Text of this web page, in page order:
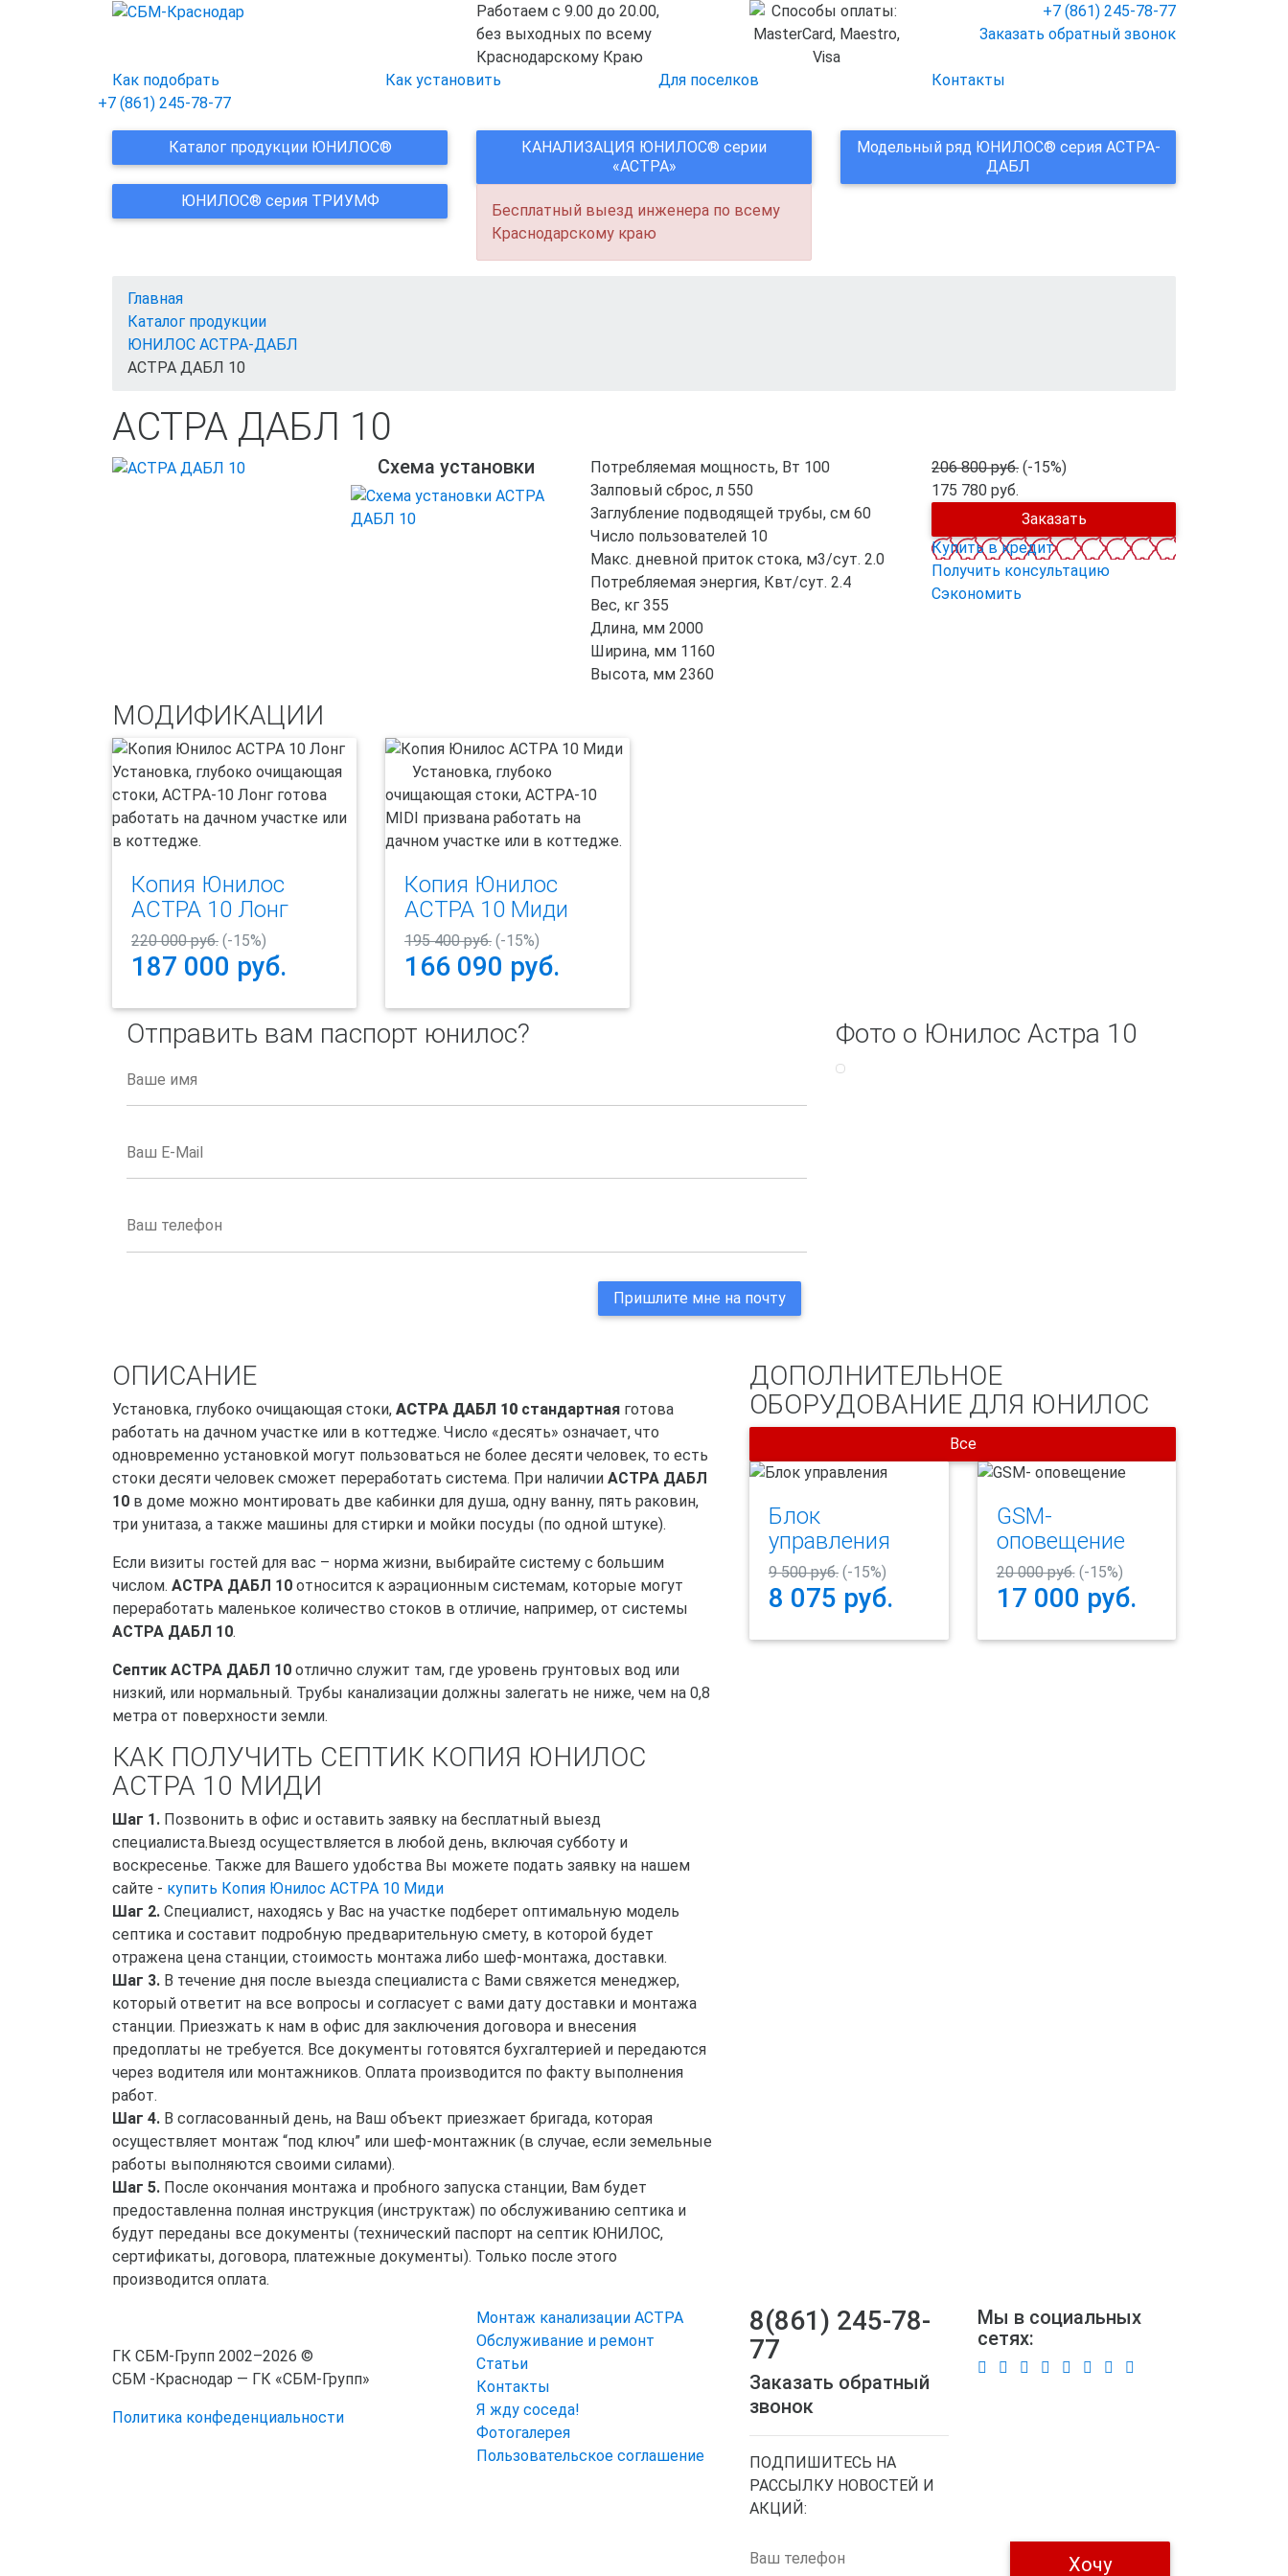
Работаем с 9.00 до 20.00,
без выходных по всему
Краснодарскому Краю
+7 (861) 245-78-77
Заказать обратный звонок
Как подобрать Как установить Для поселков
Контакты
+7 (861) 245-78-77
Каталог продукции ЮНИЛОС®
КАНАЛИЗАЦИЯ ЮНИЛОС® серии
«АСТРА»
Модельный ряд ЮНИЛОС® серия АСТРА-
ДАБЛ
ЮНИЛОС® серия ТРИУМФ
Бесплатный выезд инженера по всему
Краснодарскому краю
Главная
Каталог продукции
ЮНИЛОС АСТРА-ДАБЛ
АСТРА ДАБЛ 10
АСТРА ДАБЛ 10
Схема установки Потребляемая мощность, Вт 100
Залповый сброс, л 550
Заглубление подводящей трубы, см 60
Число пользователей 10
Макс. дневной приток стока, м3/сут. 2.0
Потребляемая энергия, Квт/сут. 2.4
Вес, кг 355
Длина, мм 2000
Ширина, мм 1160
Высота, мм 2360
206 800 руб. (-15%)
175 780 руб.
Заказать
Купить в кредит
Получить консультацию
Сэкономить
МОДИФИКАЦИИ
Установка, глубоко очищающая
стоки, АСТРА-10 Лонг готова
работать на дачном участке или
в коттедже.
Копия Юнилос
АСТРА 10 Лонг
220 000 руб. (-15%)
187 000 руб.
Установка, глубоко
очищающая стоки, АСТРА-10
MIDI призвана работать на
дачном участке или в коттедже.
Копия Юнилос
АСТРА 10 Миди
195 400 руб. (-15%)
166 090 руб.
Отправить вам паспорт юнилос?
Ваше имя
Ваш E-Mail
Ваш телефон
Пришлите мне на почту
Фото о Юнилос Астра 10
ОПИСАНИЕ
Установка, глубоко очищающая стоки, АСТРА ДАБЛ 10 стандартная готова
работать на дачном участке или в коттедже. Число «десять» означает, что
одновременно установкой могут пользоваться не более десяти человек, то есть
стоки десяти человек сможет переработать система. При наличии АСТРА ДАБЛ
10 в доме можно монтировать две кабинки для душа, одну ванну, пять раковин,
три унитаза, а также машины для стирки и мойки посуды (по одной штуке).
Если визиты гостей для вас – норма жизни, выбирайте систему с большим
числом. АСТРА ДАБЛ 10 относится к аэрационным системам, которые могут
переработать маленькое количество стоков в отличие, например, от системы
АСТРА ДАБЛ 10.
Септик АСТРА ДАБЛ 10 отлично служит там, где уровень грунтовых вод или
низкий, или нормальный. Трубы канализации должны залегать не ниже, чем на 0,8
метра от поверхности земли.
КАК ПОЛУЧИТЬ СЕПТИК КОПИЯ ЮНИЛОС
АСТРА 10 МИДИ
Шаг 1. Позвонить в офис и оставить заявку на бесплатный выезд
специалиста.Выезд осуществляется в любой день, включая субботу и
воскресенье. Также для Вашего удобства Вы можете подать заявку на нашем
сайте - купить Копия Юнилос АСТРА 10 Миди
Шаг 2. Специалист, находясь у Вас на участке подберет оптимальную модель
септика и составит подробную предварительную смету, в которой будет
отражена цена станции, стоимость монтажа либо шеф-монтажа, доставки.
Шаг 3. В течение дня после выезда специалиста с Вами свяжется менеджер,
который ответит на все вопросы и согласует с вами дату доставки и монтажа
станции. Приезжать к нам в офис для заключения договора и внесения
предоплаты не требуется. Все документы готовятся бухгалтерией и передаются
через водителя или монтажников. Оплата производится по факту выполнения
работ.
Шаг 4. В согласованный день, на Ваш объект приезжает бригада, которая
осуществляет монтаж “под ключ” или шеф-монтажник (в случае, если земельные
работы выполняются своими силами).
Шаг 5. После окончания монтажа и пробного запуска станции, Вам будет
предоставленна полная инструкция (инструктаж) по обслуживанию септика и
будут переданы все документы (технический паспорт на септик ЮНИЛОС,
сертификаты, договора, платежные документы). Только после этого
производится оплата.
ДОПОЛНИТЕЛЬНОЕ
ОБОРУДОВАНИЕ ДЛЯ ЮНИЛОС
Все
Блок
управления
9 500 руб. (-15%)
8 075 руб.
GSM-
оповещение
20 000 руб.(-15%)
17 000 руб.
ГК СБМ-Групп 2002–2026 ©
СБМ -Краснодар — ГК «СБМ-Групп»
Политика конфеденциальности
Монтаж канализации АСТРА
Обслуживание и ремонт
Статьи
Контакты
Я жду соседа!
Фотогалерея
Пользовательское соглашение
8(861) 245-78-
77
Заказать обратный
звонок
ПОДПИШИТЕСЬ НА
РАССЫЛКУ НОВОСТЕЙ И
АКЦИЙ:
Мы в социальных
сетях:
Ваш телефон Хочу